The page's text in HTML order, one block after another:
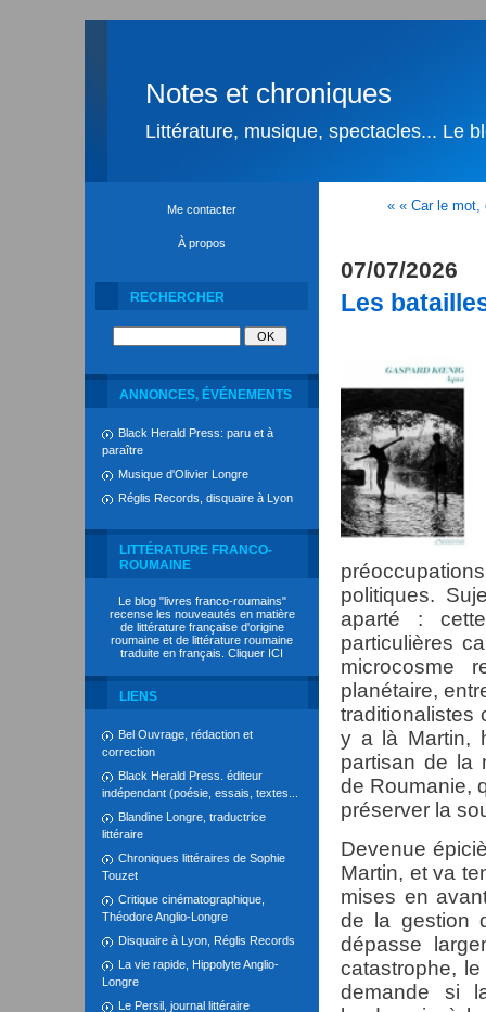
Notes et chroniques
Littérature, musique, spectacles... Le
Me contacter
À propos
RECHERCHER
ANNONCES, ÉVÉNEMENTS
Black Herald Press: paru et à
paraître
Musique d'Olivier Longre
Réglis Records, disquaire à Lyon
LITTÉRATURE FRANCO-
ROUMAINE
Le blog "livres franco-roumains"
recense les nouveautés en matière
de littérature française d'origine
roumaine et de littérature roumaine
traduite en français. Cliquer ICI
LIENS
Bel Ouvrage, rédaction et
correction
Black Herald Press. éditeur
indépendant (poésie, essais, textes...
Blandine Longre, traductrice
littéraire
Chroniques littéraires de Sophie
Touzet
Critique cinématographique,
Théodore Anglio-Longre
Disquaire à Lyon, Réglis Records
La vie rapide, Hippolyte Anglio-
Longre
Le Persil, journal littéraire
« « Car le mot,
07/07/2026
Les
politiques.
aparté :
particulières
microcosme
planétaire,
traditionalistes
y a là Martin,
partisan de la
de Roumanie,
préserver la
Devenue
Martin, et va
mises en
de la gestion
dépasse
catastrophe,
demande si